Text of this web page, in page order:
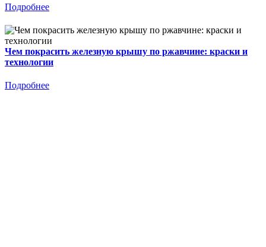
Подробнее
Чем покрасить железную крышу по ржавчине: краски и
технологии
Подробнее